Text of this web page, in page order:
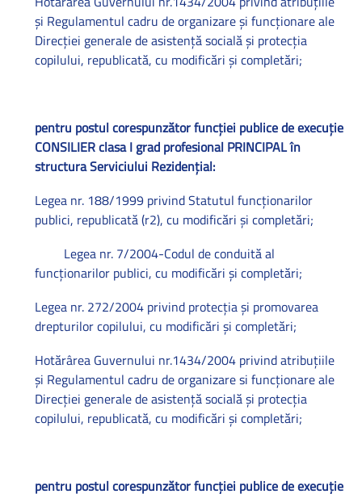
şi Regulamentul cadru de organizare şi funcţionare ale
Direcţiei generale de asistenţă socială şi protecţia
copilului, republicată, cu modificări şi completări;
pentru postul corespunzător funcţiei publice de execuţie
CONSILIER clasa I grad profesional PRINCIPAL în
structura Serviciului Rezidenţial:
Legea nr. 188/1999 privind Statutul funcţionarilor
publici, republicată (r2), cu modificări şi completări;
Legea nr. 7/2004-Codul de conduită al
funcţionarilor publici, cu modificări şi completări;
Legea nr. 272/2004 privind protecţia şi promovarea
drepturilor copilului, cu modificări şi completări;
Hotărârea Guvernului nr.1434/2004 privind atribuţiile
şi Regulamentul cadru de organizare si funcţionare ale
Direcţiei generale de asistenţă socială şi protecţia
copilului, republicată, cu modificări şi completări;
pentru postul corespunzător funcţiei publice de execuţie